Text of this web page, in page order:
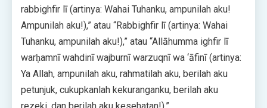
rabbighfir lī (artinya: Wahai Tuhanku, ampunilah aku!
Ampunilah aku!),” atau “Rabbighfir lī (artinya: Wahai
Tuhanku, ampunilah aku!),” atau “Allāhumma ighfir lī
warḥamnī wahdinī wajburnī warzuqnī wa ‘āfinī (artinya:
Ya Allah, ampunilah aku, rahmatilah aku, berilah aku
petunjuk, cukupkanlah kekuranganku, berilah aku